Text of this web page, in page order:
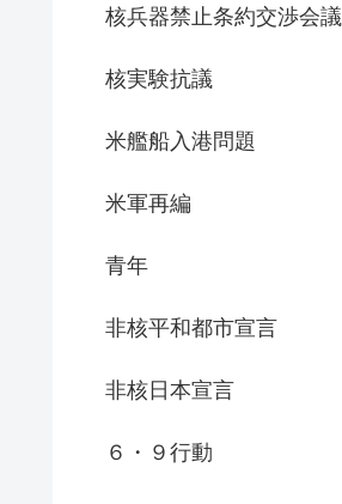
核兵器禁止条約交渉会議
核実験抗議
米艦船入港問題
米軍再編
青年
非核平和都市宣言
非核日本宣言
６・９行動